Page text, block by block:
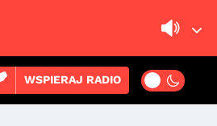
WSPIERAJ RADIO